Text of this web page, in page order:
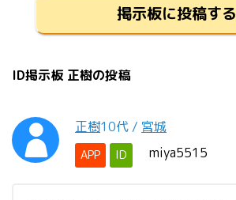
掲示板に投稿する
ID掲示板 正樹の投稿
正樹10代 / 宮城
APP ID miya5515